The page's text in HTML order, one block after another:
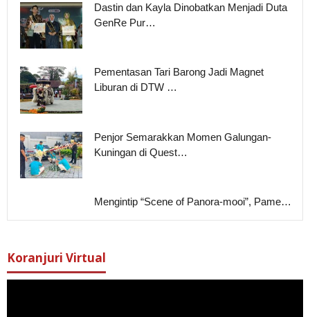
Dastin dan Kayla Dinobatkan Menjadi Duta
GenRe Pur…
Pementasan Tari Barong Jadi Magnet
Liburan di DTW …
Penjor Semarakkan Momen Galungan-
Kuningan di Quest…
Mengintip “Scene of Panora-mooi”, Pame…
Koranjuri Virtual